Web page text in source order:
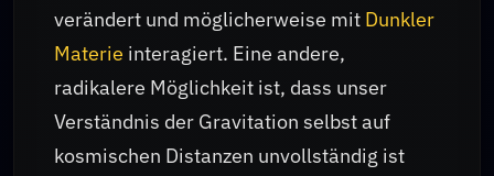
verändert und möglicherweise mit Dunkler
Materie interagiert. Eine andere,
radikalere Möglichkeit ist, dass unser
Verständnis der Gravitation selbst auf
kosmischen Distanzen unvollständig ist